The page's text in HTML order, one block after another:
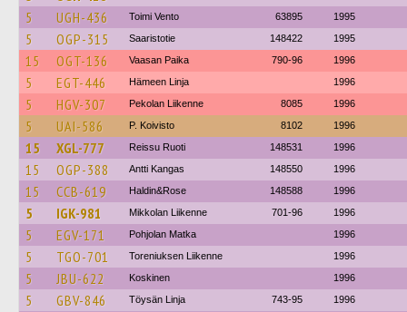
5 UGH-436 Toimi Vento 63895 1995
5 OGP-315 Saaristotie 148422 1995
15 OGT-136 Vaasan Paika 790-96 1996
5 EGT-446 Hämeen Linja 1996
5 HGV-307 Pekolan Liikenne 8085 1996
5 UAI-586 P. Koivisto 8102 1996
15 XGL-777 Reissu Ruoti 148531 1996
15 OGP-388 Antti Kangas 148550 1996
15 CCB-619 Haldin&Rose 148588 1996
5 IGK-981 Mikkolan Liikenne 701-96 1996
5 EGV-171 Pohjolan Matka 1996
5 TGO-701 Toreniuksen Liikenne 1996
5 JBU-622 Koskinen 1996
5 GBV-846 Töysän Linja 743-95 1996